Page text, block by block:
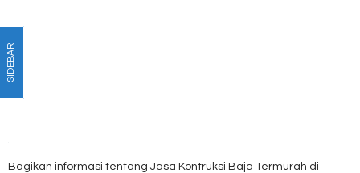
Bagikan informasi tentang Jasa Kontruksi Baja Termurah di
SIDEBAR